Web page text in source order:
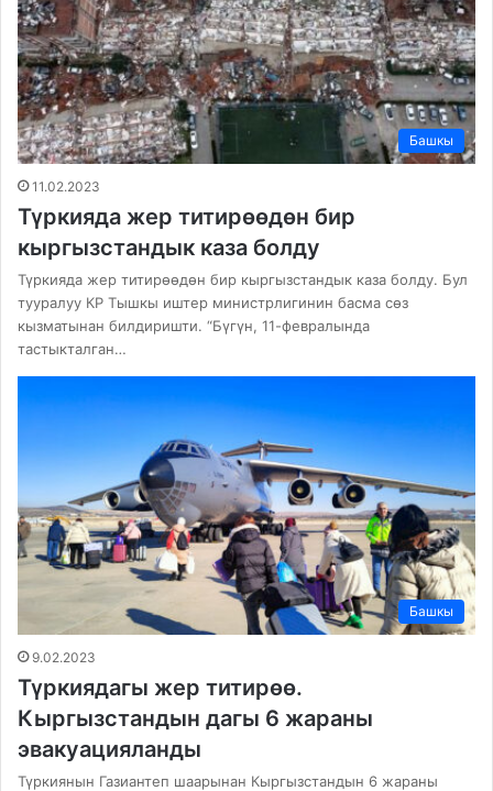
Башкы
11.02.2023
Түркияда жер титирөөдөн бир
кыргызстандык каза болду
Түркияда жер титирөөдөн бир кыргызстандык каза болду. Бул
тууралуу КР Тышкы иштер министрлигинин басма сөз
кызматынан билдиришти. “Бүгүн, 11-февралында
тастыкталган…
Башкы
9.02.2023
Түркиядагы жер титирөө.
Кыргызстандын дагы 6 жараны
эвакуацияланды
Түркиянын Газиантеп шаарынан Кыргызстандын 6 жараны